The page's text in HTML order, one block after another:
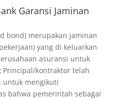
Garansi Jaminan
bond) merupakan jaminan
yang di keluarkan
asuransi untuk
kontraktor telah
untuk mengikuti
bahwa pemerintah sebagai